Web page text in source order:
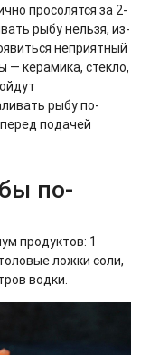
просолятся за 2-
рыбу нельзя, из-
неприятный
— керамика, стекло,
рыбу по-
подачей
по-
продуктов: 1
ложки соли,
водки.